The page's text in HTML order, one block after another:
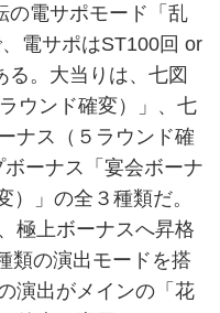
の電サポモード「乱
電サポはST100回 or
る。大当りは、七図
ウンド確変）」、七
ナス（５ラウンド確
ーナス「宴会ボーナ
）」の全３種類だ。
極上ボーナスへ昇格
類の演出モードを搭
演出がメインの「花